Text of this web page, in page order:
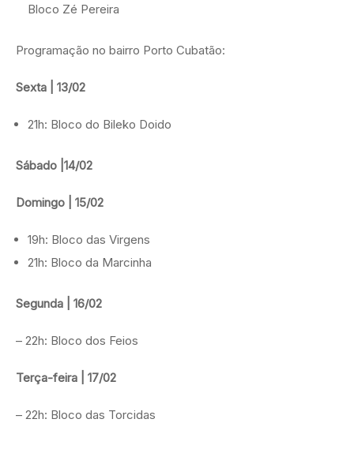
Bloco Zé Pereira
Programação no bairro Porto Cubatão:
Sexta | 13/02
21h: Bloco do Bileko Doido
Sábado |14/02
Domingo | 15/02
19h: Bloco das Virgens
21h: Bloco da Marcinha
Segunda | 16/02
– 22h: Bloco dos Feios
Terça-feira | 17/02
– 22h: Bloco das Torcidas